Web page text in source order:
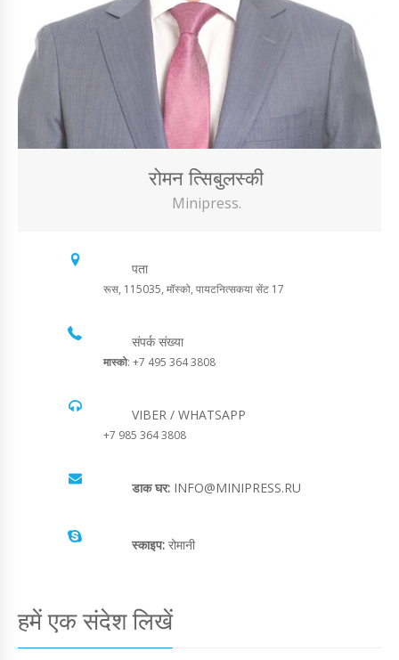
रोमन त्सिबुलस्की
Minipress.
पता
रूस, 115035, मॉस्को, पायटनित्सकया सेंट 17
संपर्क संख्या
मास्को: +7 495 364 3808
VIBER / WHATSAPP
+7 985 364 3808
डाक घर: INFO@MINIPRESS.RU
स्काइप: रोमानी
हमें एक संदेश लिखें